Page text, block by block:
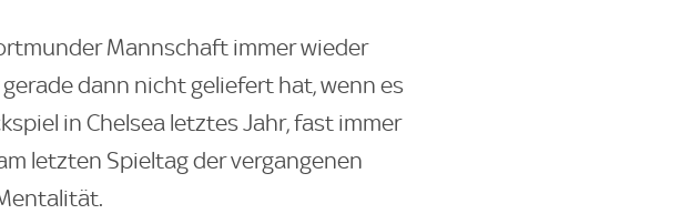
Mannschaft immer wieder
dann nicht geliefert hat, wenn es
in Chelsea letztes Jahr, fast immer
letzten Spieltag der vergangenen